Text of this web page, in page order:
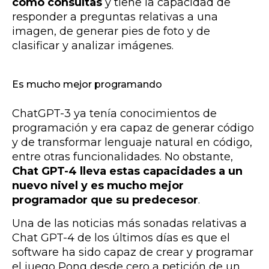
como consultas y tiene la capacidad de
responder a preguntas relativas a una
imagen, de generar pies de foto y de
clasificar y analizar imágenes.
Es mucho mejor programando
ChatGPT-3 ya tenía conocimientos de
programación y era capaz de generar código
y de transformar lenguaje natural en código,
entre otras funcionalidades. No obstante,
Chat GPT-4 lleva estas capacidades a un
nuevo nivel y es mucho mejor
programador que su predecesor.
Una de las noticias más sonadas relativas a
Chat GPT-4 de los últimos días es que el
software ha sido capaz de crear y programar